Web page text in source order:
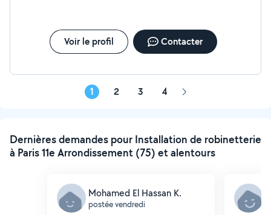
Voir le profil Contacter
1 2 3 4 Page
Dernières demandes pour Installation de robinetterie
à Paris 11e Arrondissement (75) et alentours
Mohamed El Hassan K.
postée vendredi